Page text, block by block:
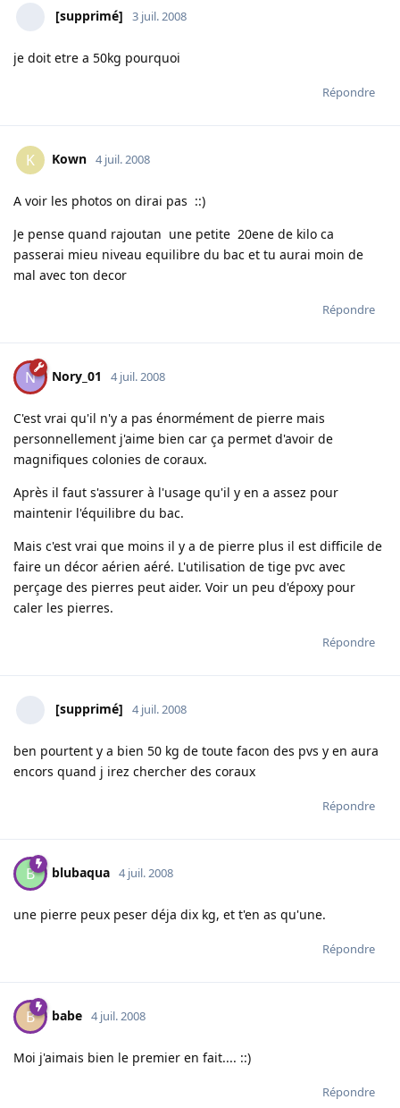
[supprimé] 3 juil. 2008
je doit etre a 50kg pourquoi
Répondre
K Kown 4 juil. 2008
A voir les photos on dirai pas ::)
Je pense quand rajoutan une petite 20ene de kilo ca
passerai mieu niveau equilibre du bac et tu aurai moin de
mal avec ton decor
Répondre
N Nory_01 4 juil. 2008
C'est vrai qu'il n'y a pas énormément de pierre mais
personnellement j'aime bien car ça permet d'avoir de
magnifiques colonies de coraux.
Après il faut s'assurer à l'usage qu'il y en a assez pour
maintenir l'équilibre du bac.
Mais c'est vrai que moins il y a de pierre plus il est difficile de
faire un décor aérien aéré. L'utilisation de tige pvc avec
perçage des pierres peut aider. Voir un peu d'époxy pour
caler les pierres.
Répondre
[supprimé] 4 juil. 2008
ben pourtent y a bien 50 kg de toute facon des pvs y en aura
encors quand j irez chercher des coraux
Répondre
B blubaqua 4 juil. 2008
une pierre peux peser déja dix kg, et t'en as qu'une.
Répondre
B babe 4 juil. 2008
Moi j'aimais bien le premier en fait.... ::)
Répondre